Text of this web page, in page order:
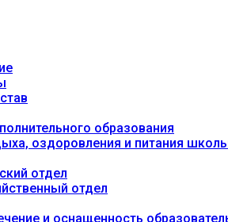
образования
оздоровления и питания
отдел
отдел
и оснащенность